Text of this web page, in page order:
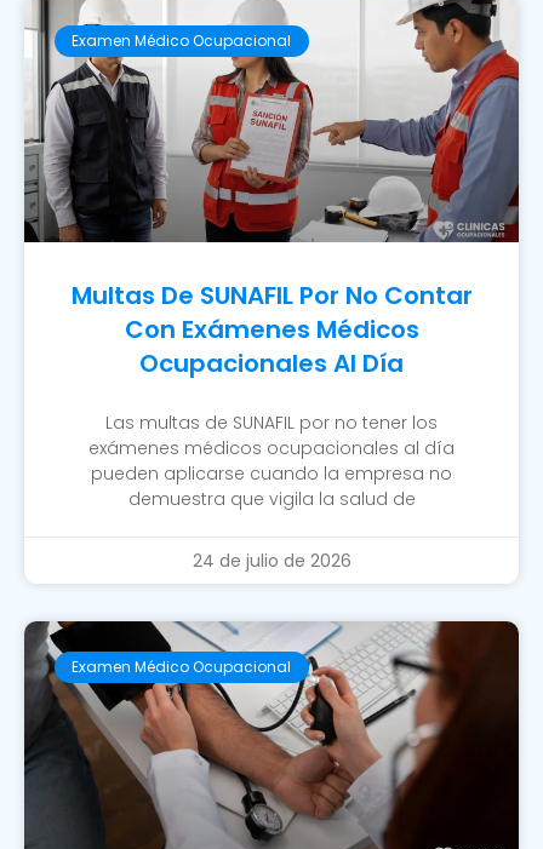
Examen Médico Ocupacional
Multas De SUNAFIL Por No Contar
Con Exámenes Médicos
Ocupacionales Al Día
Las multas de SUNAFIL por no tener los
exámenes médicos ocupacionales al día
pueden aplicarse cuando la empresa no
demuestra que vigila la salud de
24 de julio de 2026
Examen Médico Ocupacional